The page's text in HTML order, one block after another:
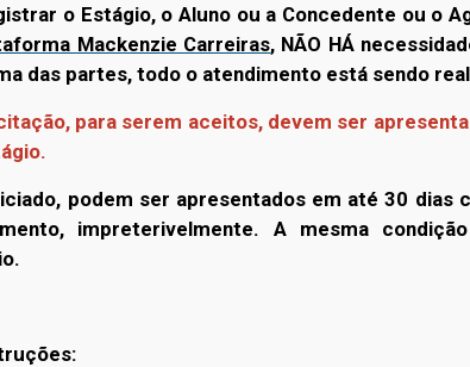
o Estágio, o Aluno ou a Concedente ou o
Mackenzie Carreiras, NÃO HÁ
das partes, todo o atendimento está sendo
para serem aceitos, devem ser
podem ser apresentados em até 30 dias
impreterivelmente. A mesma